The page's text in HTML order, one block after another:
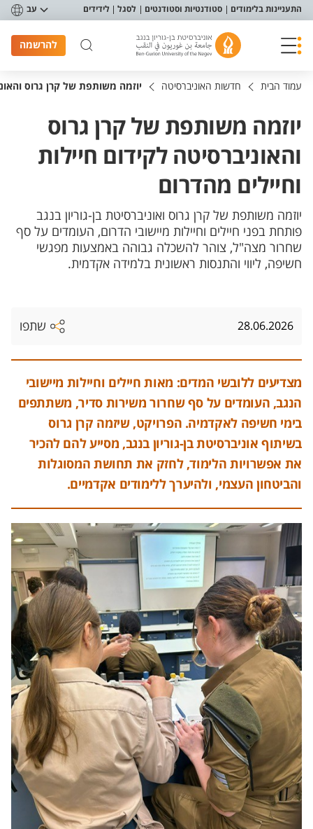
תפריט נגישות
התעניינות בלימודים סטודנטיות וסטודנטים לסגל לידידים עב
להרשמה
עמוד הבית חדשות האוניברסיטה יוזמה משותפת של קרן גרוס
יוזמה משותפת של קרן גרוס
והאוניברסיטה לקידום חיילות
וחיילים מהדרום
יוזמה משותפת של קרן גרוס ואוניברסיטת בן-גוריון בנגב
פותחת בפני חיילים וחיילות מיישובי הדרום, העומדים על סף
שחרור מצה"ל, צוהר להשכלה גבוהה באמצעות מפגשי
חשיפה, ליווי והתנסות ראשונית בלמידה אקדמית.
28.06.2026 שתפו
מצדיעים ללובשי המדים: מאות חיילים וחיילות מיישובי
הנגב, העומדים על סף שחרור משירות סדיר, משתתפים
בימי חשיפה לאקדמיה. הפרויקט, שיזמה קרן גרוס
בשיתוף אוניברסיטת בן-גוריון בנגב, מסייע להם להכיר
את אפשרויות הלימוד, לחזק את תחושת המסוגלות
והביטחון העצמי, ולהיערך ללימודים אקדמיים.